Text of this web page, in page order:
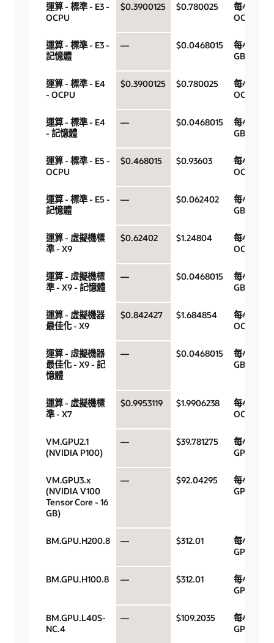
運算 - 標準 - E3 -
OCPU
$0.3900125 $0.780025
每小時
OCPU
運算 - 標準 - E3 -
記憶體
— $0.0468015
每小時
GB
運算 - 標準 - E4
- OCPU
$0.3900125 $0.780025
每小時
OCPU
運算 - 標準 - E4
- 記憶體
— $0.0468015
每小時
GB
運算 - 標準 - E5 -
OCPU
$0.468015 $0.93603
每小時
OCPU
運算 - 標準 - E5 -
記憶體
— $0.062402
每小時
GB
運算 - 虛擬機標
準 - X9
$0.62402 $1.24804
每小時
OCPU
運算 - 虛擬機標
準 - X9 - 記憶體
— $0.0468015
每小時
GB
運算 - 虛擬機器
最佳化 - X9
$0.842427 $1.684854
每小時
OCPU
運算 - 虛擬機器
最佳化 - X9 - 記
憶體
— $0.0468015
每小時
GB
運算 - 虛擬機標
準 - X7
$0.9953119 $1.9906238
每小時
OCPU
VM.GPU2.1
(NVIDIA P100)
— $39.781275
每小時
GPU
VM.GPU3.x
(NVIDIA V100
Tensor Core - 16
GB)
— $92.04295
每小時
GPU
BM.GPU.H200.8 — $312.01
每小時
GPU
BM.GPU.H100.8 — $312.01
每小時
GPU
BM.GPU.L40S-
NC.4
— $109.2035
每小時
GPU